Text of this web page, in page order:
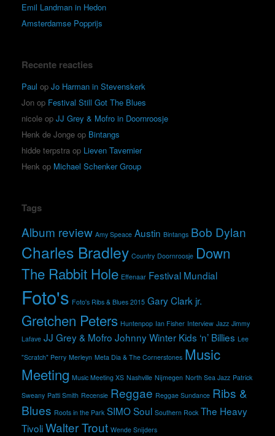
Emil Landman in Hedon
Amsterdamse Popprijs
Recente reacties
Paul op Jo Harman in Stevenskerk
Jon op Festival Still Got The Blues
nicole op JJ Grey & Mofro in Doornroosje
Henk de Jonge op Bintangs
hidde terpstra op Lieven Tavernier
Henk op Michael Schenker Group
Tags
Album review Amy Speace Austin Bintangs Bob Dylan
Charles Bradley Country Doornroosje Down
The Rabbit Hole Effenaar Festival Mundial
Foto's Foto's Ribs & Blues 2015 Gary Clark jr.
Gretchen Peters Huntenpop Ian Fisher Interview Jazz Jimmy
Lafave JJ Grey & Mofro Johnny Winter Kids ‘n’ Billies Lee
"Scratch" Perry Merleyn Meta Dia & The Cornerstones Music
Meeting Music Meeting XS Nashville Nijmegen North Sea Jazz Patrick
Sweany Patti Smith Recensie Reggae Reggae Sundance Ribs &
Blues Roots in the Park SIMOSoul Southern Rock The Heavy
TivoliWalter Trout Wende Snijders